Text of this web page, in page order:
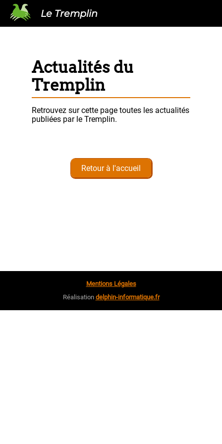
Le Tremplin
Actualités du
Tremplin
Retrouvez sur cette page toutes les actualités
publiées par le Tremplin.
Retour à l'accueil
Mentions Légales
Réalisation delphin-informatique.fr